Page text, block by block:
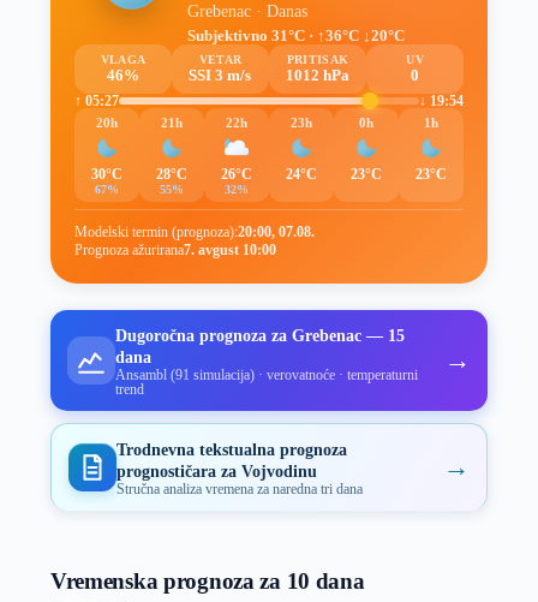
Grebenac · Danas
Subjektivno 31°C · ↑36°C ↓20°C
VLAGA
46%
VETAR
SSI 3 m/s
PRITISAK
1012 hPa
UV
0
↑ 05:27
↓ 19:54
20h
30°C
67%
21h
28°C
55%
22h
26°C
32%
23h
24°C
0h
23°C
1h
23°C
Modelski termin (prognoza):20:00, 07.08.
Prognoza ažurirana7. avgust 10:00
Dugoročna prognoza za Grebenac — 15
dana
Ansambl (91 simulacija) · verovatnoće · temperaturni
trend
→
Trodnevna tekstualna prognoza
prognostičara za Vojvodinu
Stručna analiza vremena za naredna tri dana
→
Vremenska prognoza za 10 dana